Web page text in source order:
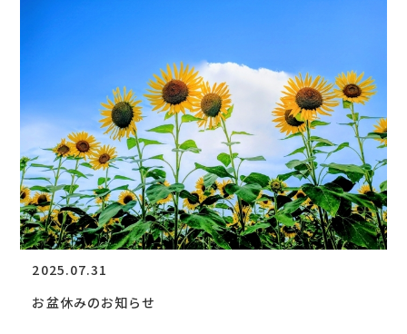
2025.07.31
お盆休みのお知らせ